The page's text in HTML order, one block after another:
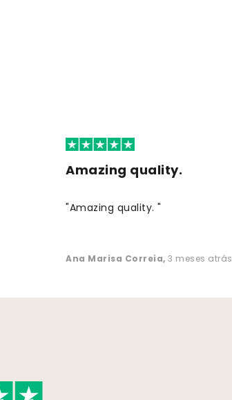
Amazing quality.
"Amazing quality. "
Ana Marisa Correia, 3 meses atrás